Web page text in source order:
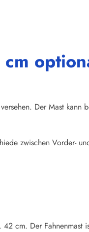
Der Mast kann
zwischen Vorder-
cm. Der Fahnenmast